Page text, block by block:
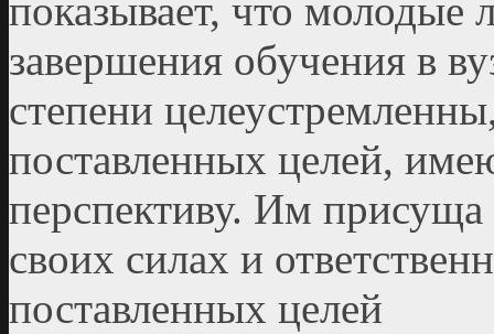
показывает, что молодые
завершения обучения в
степени
поставленных целей,
перспективу. Им присуща
своих силах и
поставленных целей